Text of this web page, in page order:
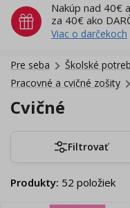
Nakúp nad 40€
za 40€ ako
Viac o darčekoch
Pre seba Školské
Pracovné a cvičné zošity
Cvičné
Filtrovať
Produkty: 52 položiek